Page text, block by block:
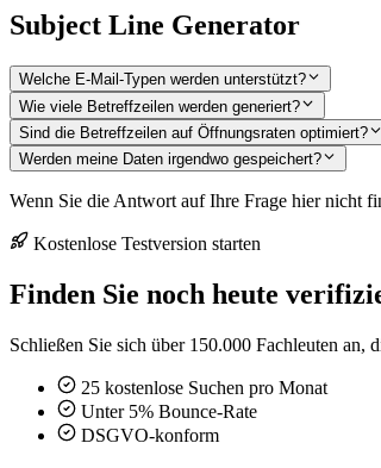
Subject Line Generator
Welche E-Mail-Typen werden unterstützt?
Wie viele Betreffzeilen werden generiert?
Sind die Betreffzeilen auf Öffnungsraten optimiert?
Werden meine Daten irgendwo gespeichert?
Wenn Sie die Antwort auf Ihre Frage hier nicht
Kostenlose Testversion starten
Finden Sie noch heute
Schließen Sie sich über 150.000 Fachleuten
25 kostenlose Suchen pro Monat
Unter 5% Bounce-Rate
DSGVO-konform